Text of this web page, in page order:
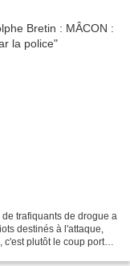
trafiquants de drogue a
destinés à l'attaque,
c'est plutôt le coup porté